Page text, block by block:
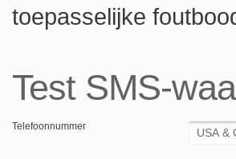
toepasselijke
Test SMS-
Telefoonnummer